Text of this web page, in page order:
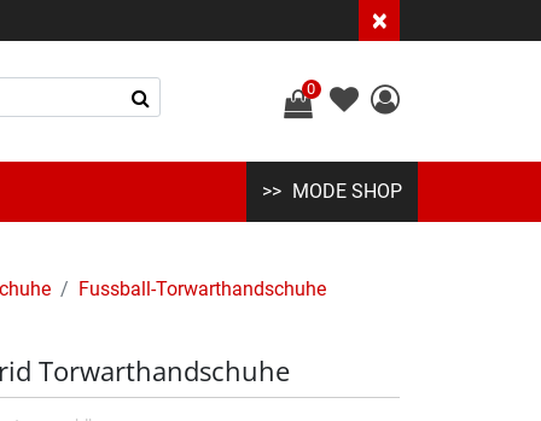
×
0
MODE SHOP
Fussball-Torwarthandschuhe
Torwarthandschuhe